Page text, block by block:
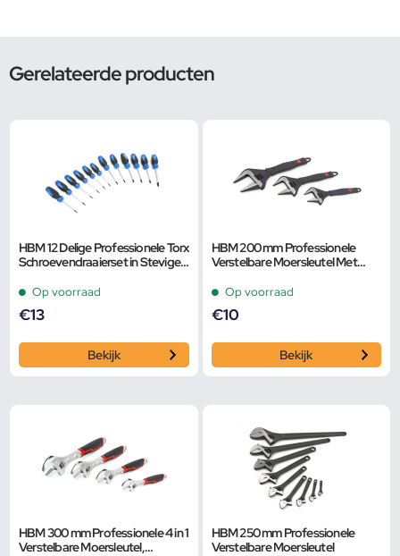
Gerelateerde producten
HBM 12 Delige Professionele Torx
Schroevendraaierset in Stevige
Op voorraad
€13
Bekijk
HBM 200 mm Professionele
Verstelbare Moersleutel Met
Smalle Bek
Op voorraad
€10
Bekijk
HBM 300 mm Professionele 4 in 1
Verstelbare Moersleutel,
HBM 250 mm Professionele
Verstelbare Moersleutel